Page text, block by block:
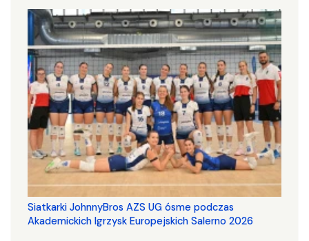
Siatkarki JohnnyBros AZS UG ósme podczas
Akademickich Igrzysk Europejskich Salerno 2026